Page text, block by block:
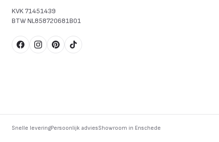
KVK71451439
BTWNL858720681B01
FacebookInstagram
Pinterest
TikTok
Snelle leveringPersoonlijk adviesShowroom in Enschede